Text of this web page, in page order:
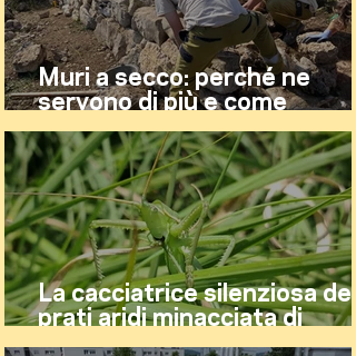
Muri a secco: perché ne
servono di più e come
realizzarli
La cacciatrice silenziosa dei
prati aridi minacciata di
estinzione